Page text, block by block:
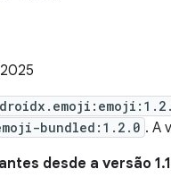
bundled:1.2.0 . A
desde a versão